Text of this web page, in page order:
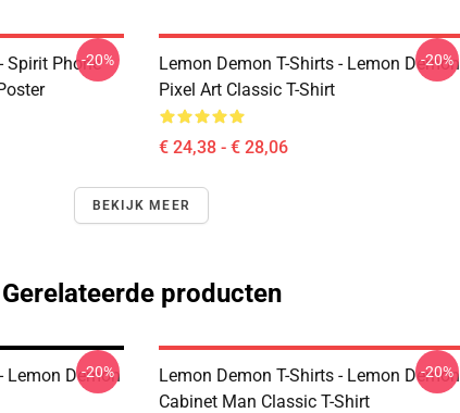
Spirit Phone
-20%
Lemon Demon T-Shirts - Lemon Demon
Pixel Art Classic T-Shirt
€ 24,38 - € 28,06
-20%
BEKIJK MEER
Gerelateerde producten
Lemon Demon
-20%
Lemon Demon T-Shirts - Lemon Demon
Cabinet Man Classic T-Shirt
-20%